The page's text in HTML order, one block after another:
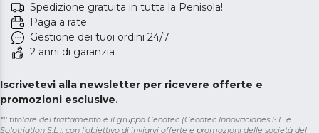
Spedizione gratuita in tutta la Penisola!
Paga a rate
Gestione dei tuoi ordini 24/7
2 anni di garanzia
Iscrivetevi alla newsletter per ricevere offerte e
promozioni esclusive.
*Il titolare del trattamento è il gruppo Cecotec (Cecotec Innovaciones S.L. e
Solotriatlon S.L.), con l'obiettivo di inviarvi offerte e promozioni delle società del